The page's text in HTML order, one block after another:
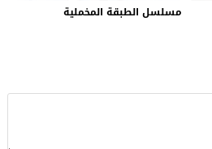
مسلسل الطبقة المخملية